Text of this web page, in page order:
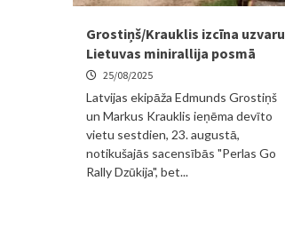
Grostiņš/Krauklis izcīna uzvaru
Lietuvas minirallija posmā
25/08/2025
Latvijas ekipāža Edmunds Grostiņš
un Markus Krauklis ieņēma devīto
vietu sestdien, 23. augustā,
notikušajās sacensībās "Perlas Go
Rally Dzūkija", bet...